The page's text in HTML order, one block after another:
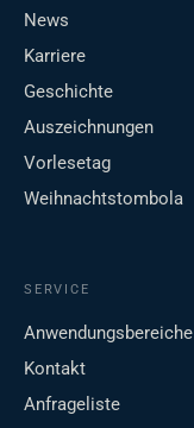
News
Karriere
Geschichte
Auszeichnungen
Vorlesetag
Weihnachtstombola
SERVICE
Anwendungsbereiche
Kontakt
Anfrageliste